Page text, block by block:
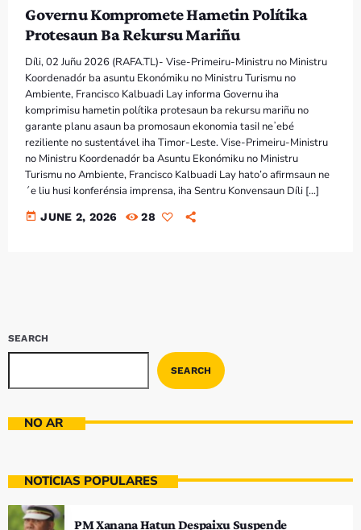
Bom dia RAFA
7:00 AM - 10:00 AM
Bom dia RAFA
7:00 AM - 9:00 AM
Bom dia RAFA
7:00 AM - 10:00 AM
Governu Kompromete Hametin Polítika
Protesaun Ba Rekursu Mariñu
Díli, 02 Juñu 2026 (RAFA.TL)- Vise-Primeiru-Ministru no Ministru
Koordenadór ba asuntu Ekonómiku no Ministru Turismu no
Ambiente, Francisco Kalbuadi Lay informa Governu iha
komprimisu hametin polítika protesaun ba rekursu mariñu no
garante planu asaun ba promosaun ekonomia tasiI neʼebé
reziliente no sustentável iha Timor-Leste. Vise-Primeiru-Ministru
no Ministru Koordenadór ba Asuntu Ekonómiku no Ministru
Turismu no Ambiente, Francisco Kalbuadi Lay hato’o afirmsaun ne
´e liu husi konferénsia imprensa, iha Sentru Konvensaun Díli […]
today JUNE 2, 2026 28
SEARCH
SEARCH
NO AR
NOTÍCIAS POPULARES
PM Xanana Hatun Despaixu Suspende